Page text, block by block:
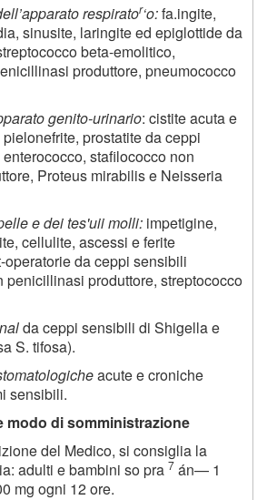
respirator‘o:fa.ingite,
sinusite, laringite ed epiglottide da
beta-emolitico,
produttore, pneumococco
genito-urinario: cistite acuta e
prostatite da ceppi
stafilococco non
Proteus mirabilis e Neisseria
e dei tes'uii molli: impetigine,
cellulite, ascessi e ferite
operatorie da ceppi sensibili
penicillinasi produttore, streptococco
da ceppi sensibili di Shigella e
S. tifosa).
acute e croniche
sensibili.
di somministrazione
del Medico, si consiglia la
adulti e bambini so pra 7 án— 1
mg ogni 12 ore.